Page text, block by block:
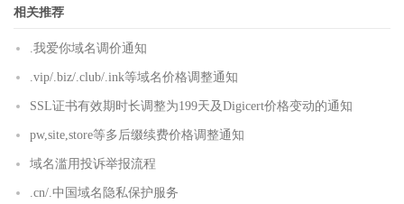
相关推荐
.我爱你域名调价通知
.vip/.biz/.club/.ink等域名价格调整通知
SSL证书有效期时长调整为199天及Digicert价格变动的通知
pw,site,store等多后缀续费价格调整通知
域名滥用投诉举报流程
.cn/.中国域名隐私保护服务